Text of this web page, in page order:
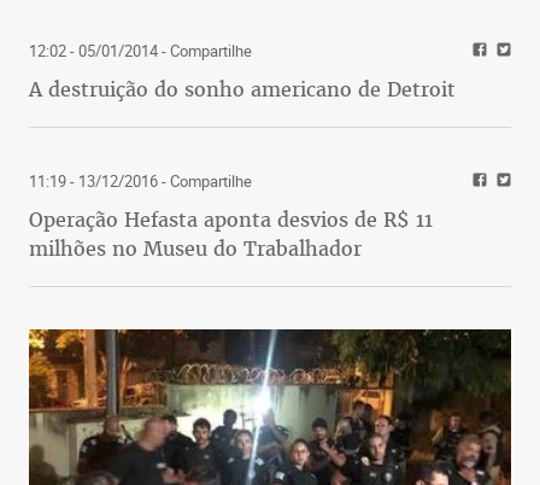
12:02 - 05/01/2014- Compartilhe
A destruição do sonho americano de Detroit
11:19 - 13/12/2016- Compartilhe
Operação Hefasta aponta desvios de R$ 11
milhões no Museu do Trabalhador